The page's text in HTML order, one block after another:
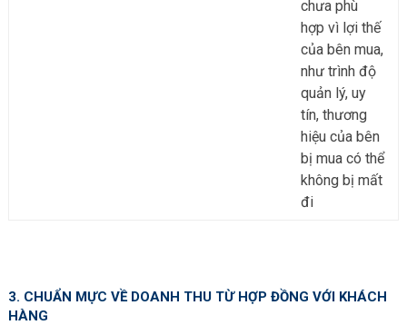
chưa phù
hợp vì lợi thế
của bên mua,
như trình độ
quản lý, uy
tín, thương
hiệu của bên
bị mua có thể
không bị mất
đi
3. CHUẨN MỰC VỀ DOANH THU TỪ HỢP ĐỒNG VỚI KHÁCH
HÀNG